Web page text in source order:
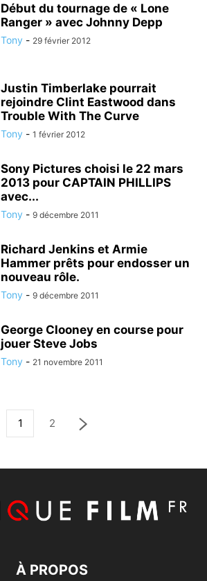
Début du tournage de « Lone
Ranger » avec Johnny Depp
Tony - 29 février 2012
Justin Timberlake pourrait
rejoindre Clint Eastwood dans
Trouble With The Curve
Tony - 1 février 2012
Sony Pictures choisi le 22 mars
2013 pour CAPTAIN PHILLIPS
avec...
Tony - 9 décembre 2011
Richard Jenkins et Armie
Hammer prêts pour endosser un
nouveau rôle.
Tony - 9 décembre 2011
George Clooney en course pour
jouer Steve Jobs
Tony - 21 novembre 2011
1 2
À PROPOS